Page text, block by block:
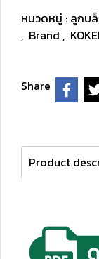
หมวดหมู่ : ลูกบ
, Brand ,
Share
Product